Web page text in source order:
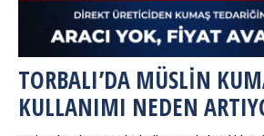
TORBALI’DA MÜSLIN
KULLANIMI NEDEN